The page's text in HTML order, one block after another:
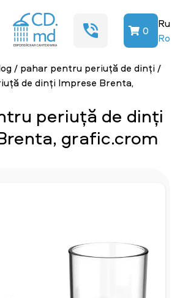
0
Ru
Ro
/ pahar pentru periuță de dinți/
de dinți Imprese Brenta,
periuță de dinți
grafic.crom